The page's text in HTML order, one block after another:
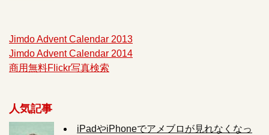
Jimdo Advent Calendar 2013
Jimdo Advent Calendar 2014
商用無料Flickr写真検索
人気記事
iPadやiPhoneでアメブロが見れなくなっ